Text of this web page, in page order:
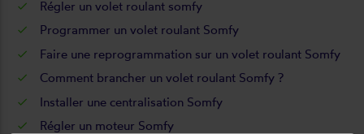
Régler un volet roulant somfy
Programmer un volet roulant Somfy
Faire une reprogrammation sur un volet roulant Somfy
Comment brancher un volet roulant Somfy ?
Installer une centralisation Somfy
Régler un moteur Somfy